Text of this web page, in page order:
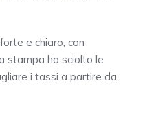
e chiaro, con
stampa ha sciolto le
i tassi a partire da